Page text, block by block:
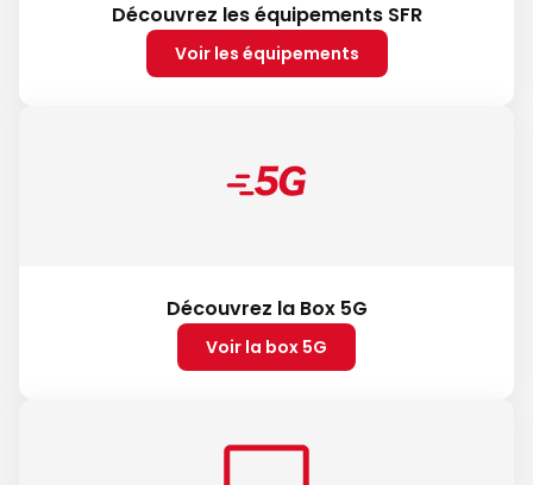
Découvrez les équipements SFR
Voir les équipements
Découvrez la Box 5G
Voir la box 5G